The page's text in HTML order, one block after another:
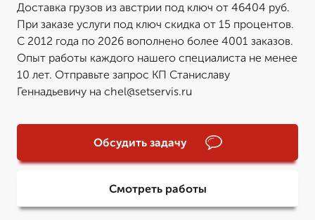
Доставка грузов из австрии под ключ от 46404 руб.
При заказе услуги под ключ скидка от 15 процентов.
С 2012 года по 2026 вополнено более 4001 заказов.
Опыт работы каждого нашего специалиста не менее
10 лет. Отправьте запрос КП Станиславу
Геннадьевичу на chel@setservis.ru
Обсудить задачу
Смотреть работы